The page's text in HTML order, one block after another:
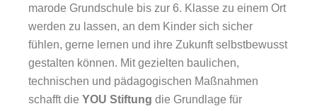
marode Grundschule bis zur 6. Klasse zu einem Ort
werden zu lassen, an dem Kinder sich sicher
fühlen, gerne lernen und ihre Zukunft selbstbewusst
gestalten können. Mit gezielten baulichen,
technischen und pädagogischen Maßnahmen
schafft die YOU Stiftung die Grundlage für